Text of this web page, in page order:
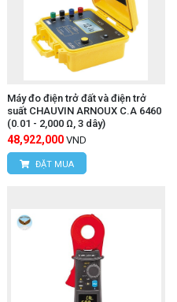
Máy đo điện trở đất và điện trở
suất CHAUVIN ARNOUX C.A 6460
(0.01 - 2,000 Ω, 3 dây)
48,922,000 VND
ĐẶT MUA